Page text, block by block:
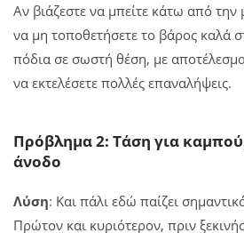
Αν βιάζεστε να μπείτε κάτω από
να μη τοποθετήσετε το βάρος καλά
πόδια σε σωστή θέση, με
να εκτελέσετε πολλές επαναλήψεις.
Πρόβλημα 2: Τάση για
άνοδο
Λύση: Και πάλι εδώ παίζει
Πρώτον και κυριότερον, πριν